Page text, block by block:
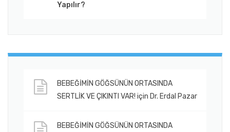
Yapılır?
BEBEĞİMİN GÖĞSÜNÜN ORTASINDA
SERTLİK VE ÇIKINTI VAR! için Dr. Erdal Pazar
BEBEĞİMİN GÖĞSÜNÜN ORTASINDA